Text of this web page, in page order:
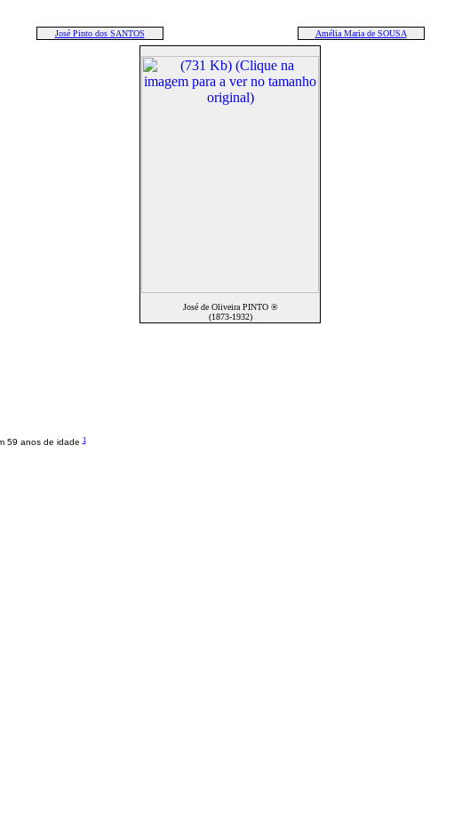
José Pinto dos SANTOS Amélia Maria de SOUSA
José de Oliveira PINTO ®
(1873-1932)
59 anos de idade1